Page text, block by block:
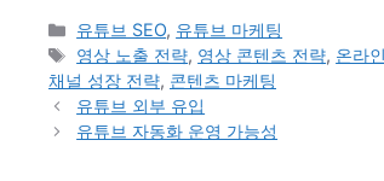
카
테
고
리
유튜브 SEO, 유튜브 마케팅
태
그
영상 노출 전략, 영상 콘텐츠 전략, 온라
채널 성장 전략, 콘텐츠 마케팅
유튜브 외부 유입
유튜브 자동화 운영 가능성